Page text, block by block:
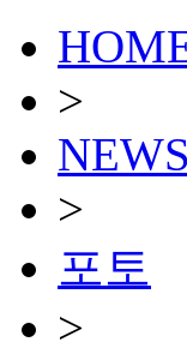
>
NEWS
>
포토
>